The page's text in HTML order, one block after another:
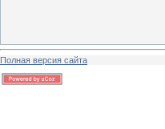
Полная версия сайта